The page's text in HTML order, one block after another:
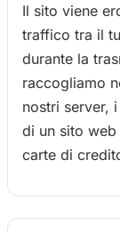
Il sito viene
traffico tra il
durante la
raccogliamo
nostri server,
di un sito
carte di